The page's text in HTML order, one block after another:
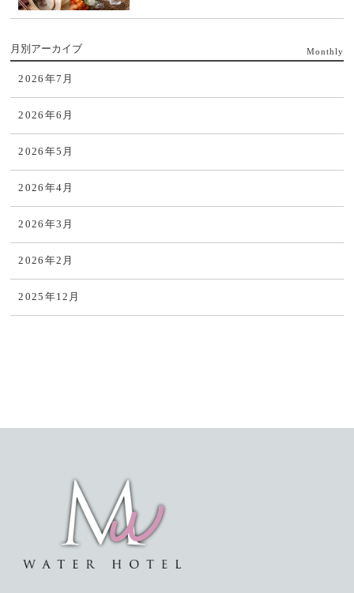
月別アーカイブ Monthly
2026年7月
2026年6月
2026年5月
2026年4月
2026年3月
2026年2月
2025年12月